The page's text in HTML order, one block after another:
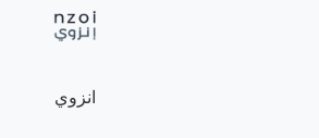
انزوي